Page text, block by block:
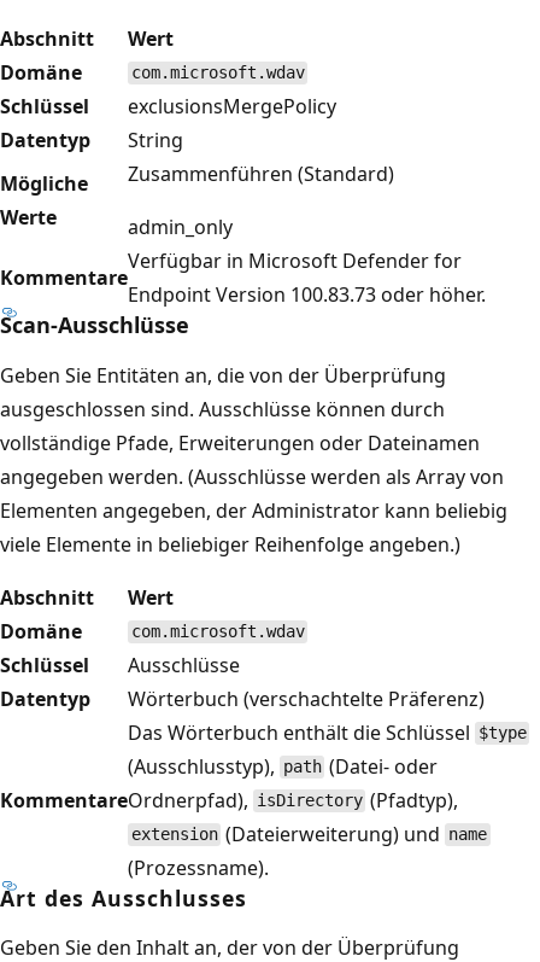
Abschnitt
Wert
Domäne
com.microsoft.wdav
Schlüssel
exclusionsMergePolicy
Datentyp
String
Mögliche
Werte
Zusammenführen (Standard)
admin_only
Kommentare
Verfügbar in Microsoft Defender for
Endpoint Version 100.83.73 oder höher.
Scan-Ausschlüsse
Geben Sie Entitäten an, die von der Überprüfung
ausgeschlossen sind. Ausschlüsse können durch
vollständige Pfade, Erweiterungen oder Dateinamen
angegeben werden. (Ausschlüsse werden als Array von
Elementen angegeben, der Administrator kann beliebig
viele Elemente in beliebiger Reihenfolge angeben.)
Abschnitt
Wert
Domäne
com.microsoft.wdav
Schlüssel
Ausschlüsse
Datentyp
Wörterbuch (verschachtelte Präferenz)
Kommentare
Das Wörterbuch enthält die Schlüssel $type
(Ausschlusstyp), path (Datei- oder
Ordnerpfad), isDirectory (Pfadtyp),
extension (Dateierweiterung) und name
(Prozessname).
Art des Ausschlusses
Geben Sie den Inhalt an, der von der Überprüfung